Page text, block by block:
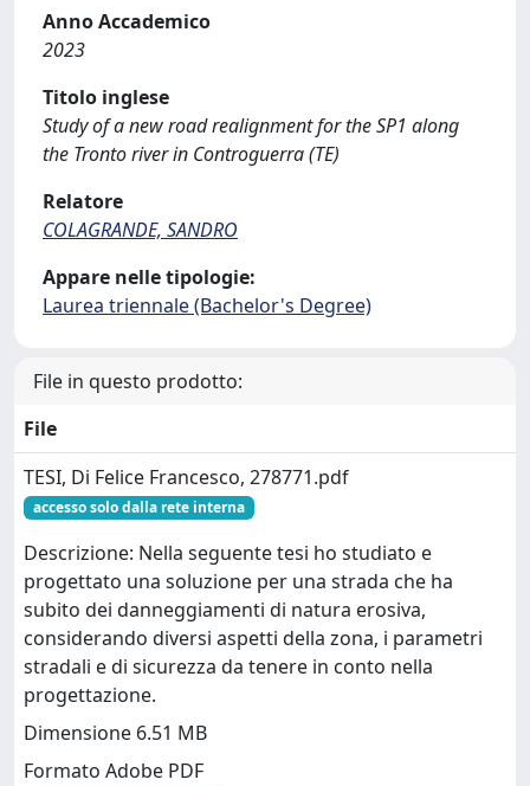
Anno Accademico
2023
Titolo inglese
Study of a new road realignment for the SP1 along
the Tronto river in Controguerra (TE)
Relatore
COLAGRANDE, SANDRO
Appare nelle tipologie:
Laurea triennale (Bachelor's Degree)
File in questo prodotto:
File
TESI, Di Felice Francesco, 278771.pdf
accesso solo dalla rete interna
Descrizione: Nella seguente tesi ho studiato e
progettato una soluzione per una strada che ha
subito dei danneggiamenti di natura erosiva,
considerando diversi aspetti della zona, i parametri
stradali e di sicurezza da tenere in conto nella
progettazione.
Dimensione 6.51 MB
Formato Adobe PDF